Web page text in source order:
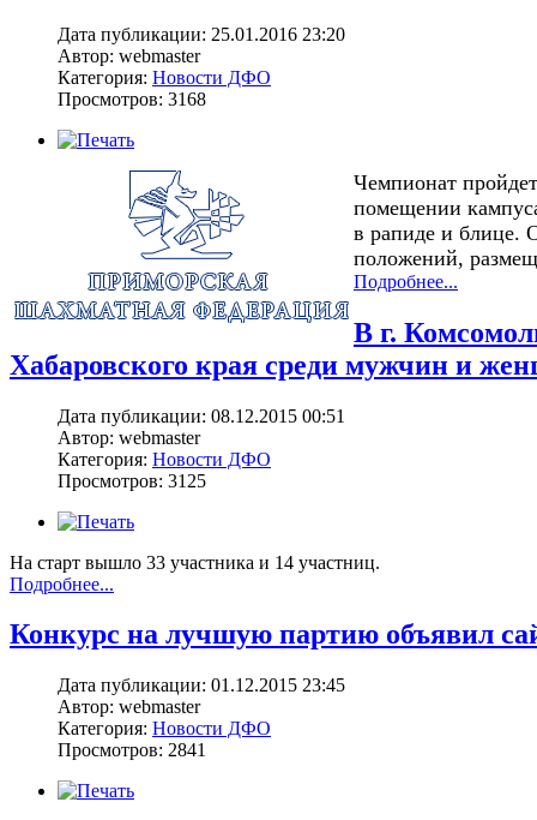
Дата публикации: 25.01.2016 23:20
Автор: webmaster
Категория: Новости ДФО
Просмотров: 3168
Чемпионат
помещении
в рапиде и блице.
положений,
Подробнее...
В г.
Хабаровского края среди мужчин и
Дата публикации: 08.12.2015 00:51
Автор: webmaster
Категория: Новости ДФО
Просмотров: 3125
На старт вышло 33 участника и 14 участниц.
Подробнее...
Конкурс на лучшую партию объявил
Дата публикации: 01.12.2015 23:45
Автор: webmaster
Категория: Новости ДФО
Просмотров: 2841